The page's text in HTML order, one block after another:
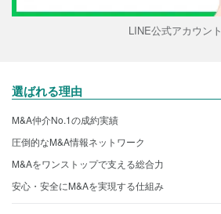
LINE公式アカウント
選ばれる理由
M&A仲介No.1の成約実績
圧倒的なM&A情報ネットワーク
M&Aをワンストップで支える総合力
安心・安全にM&Aを実現する仕組み